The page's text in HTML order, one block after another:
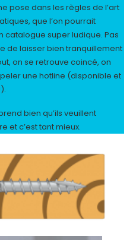
pose dans les règles de l’art
que l’on pourrait
catalogue super ludique. Pas
de laisser bien tranquillement
on se retrouve coincé, on
une hotline (disponible et
bien qu’ils veuillent
et c’est tant mieux.